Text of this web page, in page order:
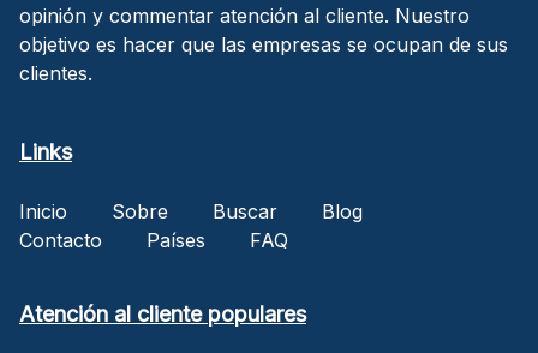
opinión y commentar atención al cliente. Nuestro
objetivo es hacer que las empresas se ocupan de sus
clientes.
Links
Inicio Sobre Buscar
Blog
Contacto
Países FAQ
Atención al cliente populares